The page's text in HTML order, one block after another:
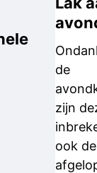
de
zijn
ook de